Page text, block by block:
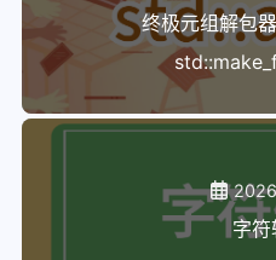
终极元组解包
字